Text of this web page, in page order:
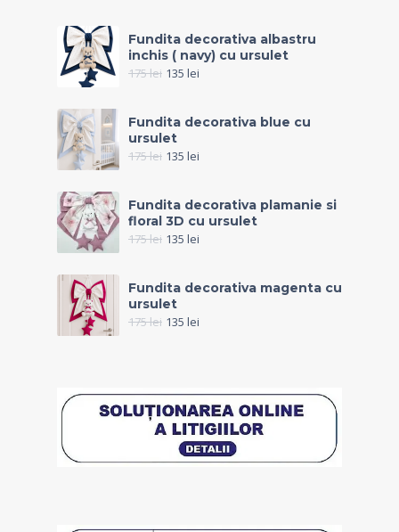
Fundita decorativa albastru
inchis ( navy) cu ursulet
175lei 135 lei
Fundita decorativa blue cu
ursulet
175lei 135 lei
Fundita decorativa plamanie si
floral 3D cu ursulet
175lei 135 lei
Fundita decorativa magenta cu
ursulet
175lei 135 lei